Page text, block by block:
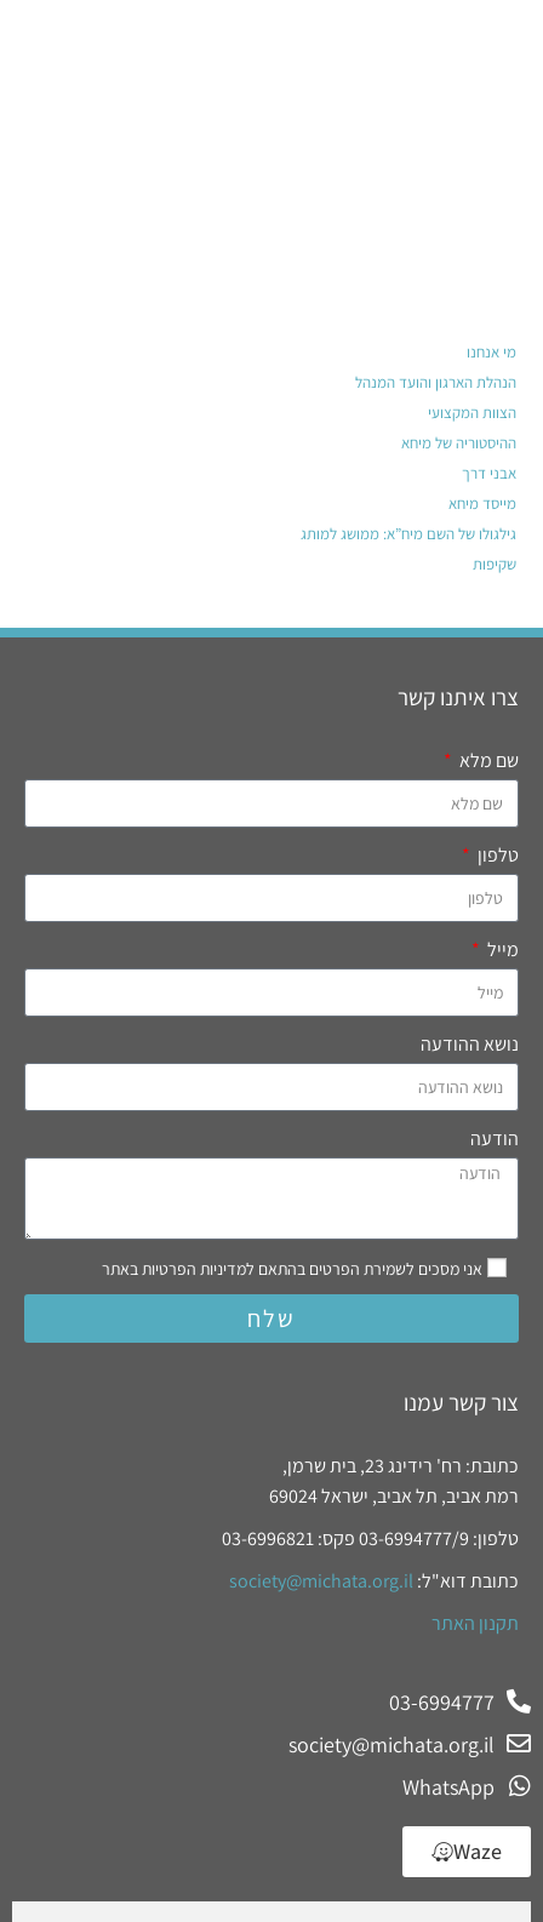
מי אנחנו
הנהלת הארגון והועד המנהל
הצוות המקצועי
ההיסטוריה של מיחא
אבני דרך
מייסד מיחא
גילגולו של השם מיח”א: ממושג למותג
שקיפות
צרו איתנו קשר
שם מלא
טלפון
מייל
נושא ההודעה
הודעה
אני מסכים לשמירת הפרטים בהתאם למדיניות הפרטיות באתר
שלח
צור קשר עמנו
כתובת: רח' רידינג 23, בית שרמן,
רמת אביב, תל אביב, ישראל 69024
טלפון: 03-6994777/9 פקס: 03-6996821
כתובת דוא"ל: society@michata.org.il
תקנון האתר
03-6994777
society@michata.org.il
WhatsApp
Waze